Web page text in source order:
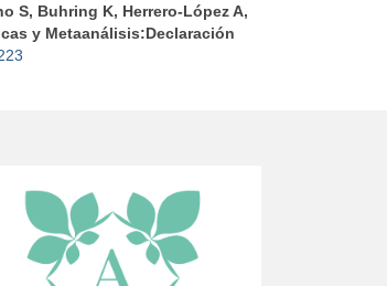
S, Buhring K, Herrero-López A,
y Metaanálisis:Declaración